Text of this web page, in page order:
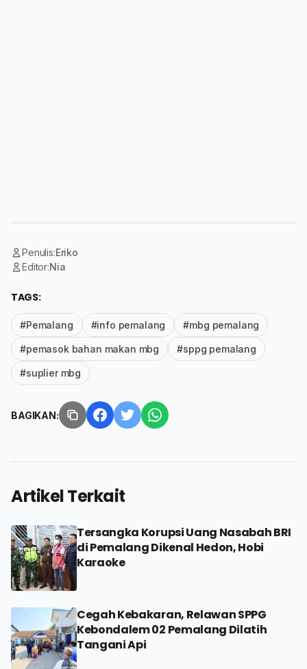
Penulis:Eriko
Editor:Nia
TAGS:
#Pemalang #info pemalang #mbg pemalang
#pemasok bahan makan mbg #sppg pemalang
#suplier mbg
BAGIKAN:
Artikel Terkait
Tersangka Korupsi Uang Nasabah BRI
di Pemalang Dikenal Hedon, Hobi
Karaoke
Cegah Kebakaran, Relawan SPPG
Kebondalem 02 Pemalang Dilatih
Tangani Api